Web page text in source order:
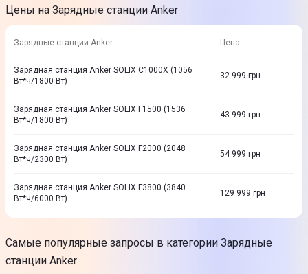
Цены на Зарядные станции Anker
Зарядные станции Anker Цена
Зарядная станция Anker SOLIX C1000X (1056
Вт*ч/1800 Вт)
32 999 грн
Зарядная станция Anker SOLIX F1500 (1536
Вт*ч/1800 Вт)
43 999 грн
Зарядная станция Anker SOLIX F2000 (2048
Вт*ч/2300 Вт)
54 999 грн
Зарядная станция Anker SOLIX F3800 (3840
Вт*ч/6000 Вт)
129 999 грн
Самые популярные запросы в категории Зарядные
станции Anker